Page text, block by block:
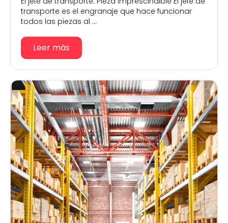
transporte es el engranaje que hace funcionar
todos las piezas al ...
Leer más